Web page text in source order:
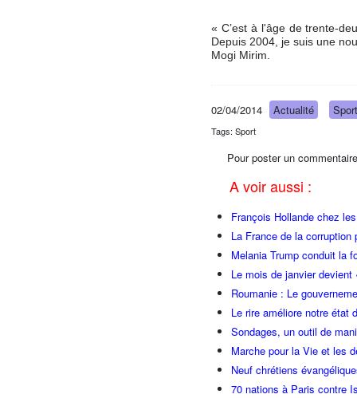
« C’est à l'âge de trente-
Depuis 2004, je suis une
Mogi Mirim.
02/04/2014 Actualité Sport
Tags: Sport
Pour poster un
A voir aussi :
François Hollande chez
La France de la
Melania Trump conduit la
Le mois de janvier
Roumanie : Le
Le rire améliore notre état
Sondages, un outil de
Marche pour la Vie et les
Neuf chrétiens
70 nations à Paris contre